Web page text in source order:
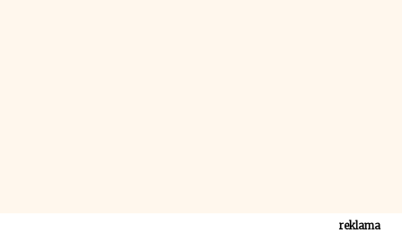
reklama